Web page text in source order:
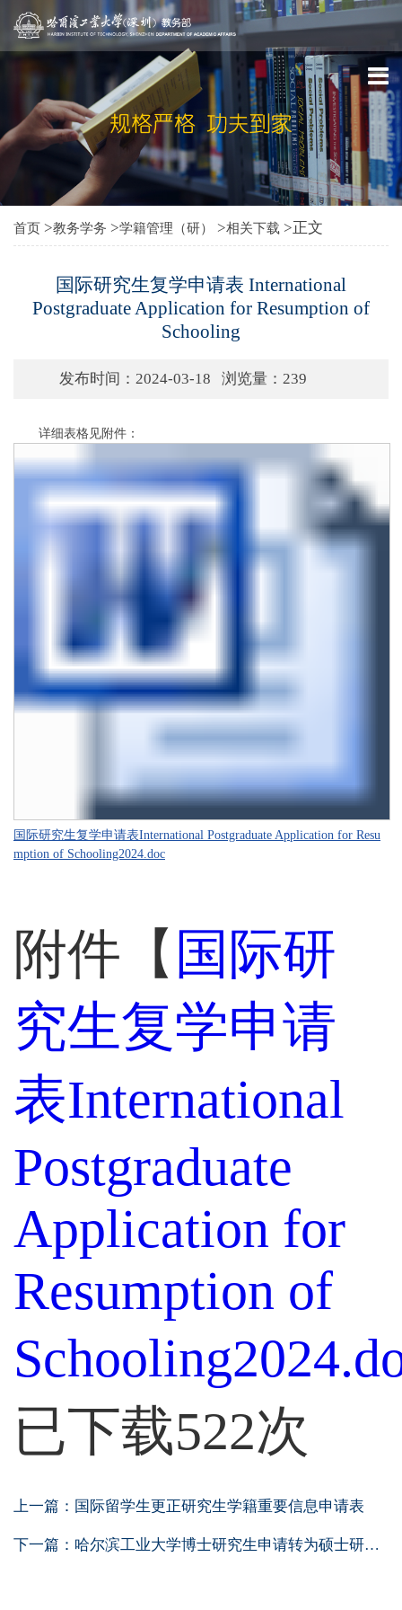
首页 >教务学务 >学籍管理（研） >相关下载 >正文
国际研究生复学申请表 International
Postgraduate Application for Resumption of
Schooling
发布时间：2024-03-18 浏览量： 239
详细表格见附件：
国际研究生复学申请表International Postgraduate Application for Resu
mption of Schooling2024.doc
附件【 国际研
究生复学申请
表International
Postgraduate
Application for
Resumption of
已下载522次
上一篇： 国际留学生更正研究生学籍重要信息申请表
下一篇： 哈尔滨工业大学博士研究生申请转为硕士研究...